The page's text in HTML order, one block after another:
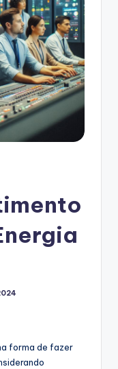
forma de fazer